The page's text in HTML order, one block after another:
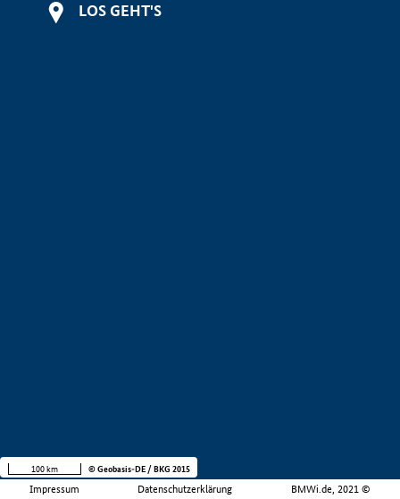
LOS GEHT'S
Impressum Datenschutzerklärung BMWi.de, 2021 ©
100 km © Geobasis-DE / BKG 2015